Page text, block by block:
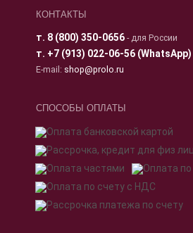
КОНТАКТЫ
т. 8 (800) 350-0656- для России
т. +7 (913) 022-06-56 (WhatsApp)
E-mail: shop@prolo.ru
СПОСОБЫ ОПЛАТЫ